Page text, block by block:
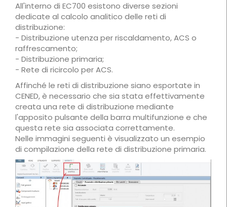
All'interno di EC700 esistono diverse sezioni
dedicate al calcolo analitico delle reti di
distribuzione:
- Distribuzione utenza per riscaldamento, ACS o
raffrescamento;
- Distribuzione primaria;
- Rete di ricircolo per ACS.
Affinché le reti di distribuzione siano esportate in
CENED, è necessario che sia stata effettivamente
creata una rete di distribuzione mediante
l'apposito pulsante della barra multifunzione e che
questa rete sia associata correttamente.
Nelle immagini seguenti è visualizzato un esempio
di compilazione della rete di distribuzione primaria.